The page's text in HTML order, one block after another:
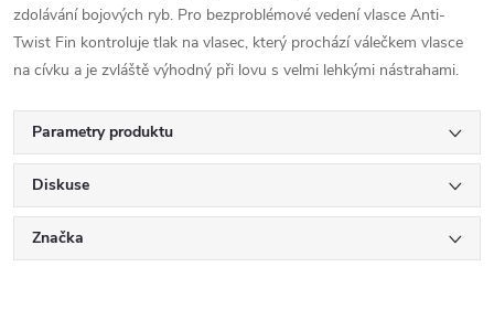
zdolávání bojových ryb. Pro bezproblémové vedení vlasce Anti-
Twist Fin kontroluje tlak na vlasec, který prochází válečkem vlasce
na cívku a je zvláště výhodný při lovu s velmi lehkými nástrahami.
Parametry produktu
Diskuse
Značka